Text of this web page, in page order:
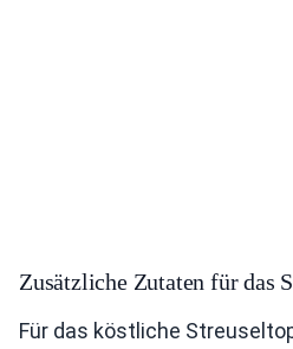
Zusätzliche Zutaten für das
Für das köstliche